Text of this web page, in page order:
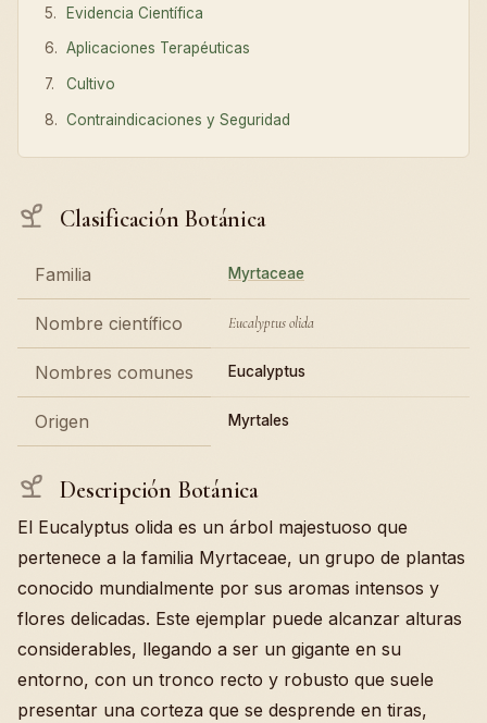
Evidencia Científica
Aplicaciones Terapéuticas
Cultivo
Contraindicaciones y Seguridad
Clasificación Botánica
Familia Myrtaceae
Nombre científico Eucalyptus olida
Nombres comunes Eucalyptus
Origen Myrtales
Descripción Botánica
El Eucalyptus olida es un árbol majestuoso que
pertenece a la familia Myrtaceae, un grupo de plantas
conocido mundialmente por sus aromas intensos y
flores delicadas. Este ejemplar puede alcanzar alturas
considerables, llegando a ser un gigante en su
entorno, con un tronco recto y robusto que suele
presentar una corteza que se desprende en tiras,